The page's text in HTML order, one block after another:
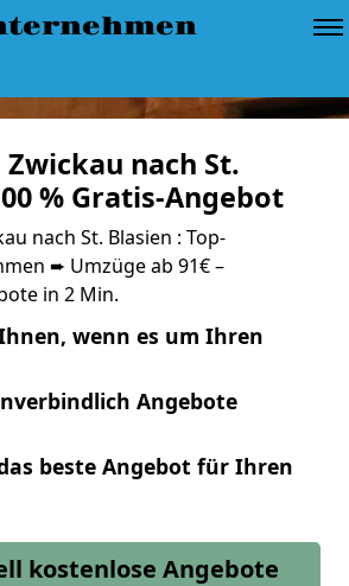
nach St.
% Gratis-Angebot
nach St. Blasien : Top-
➨ Umzüge ab 91€ –
in 2 Min.
wenn es um Ihren
Angebote
beste Angebot für Ihren
kostenlose Angebote